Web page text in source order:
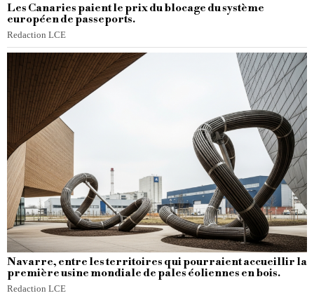
Les Canaries paient le prix du blocage du système
européen de passeports.
Redaction LCE
Navarre, entre les territoires qui pourraient accueillir la
première usine mondiale de pales éoliennes en bois.
Redaction LCE